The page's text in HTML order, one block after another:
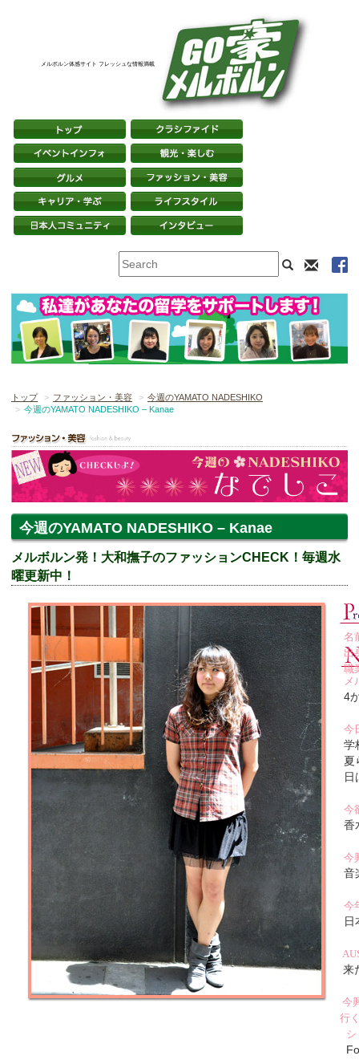
メルボルン体感サイト フレッシュな情報満載
トップ ファッション・美容
今週のYAMATO NADESHIKO
今週のYAMATO NADESHIKO – Kanae
今週のYAMATO NADESHIKO – Kanae
メルボルン発！大和撫子のファッションCHECK！毎週水
曜更新中！
名
出
職
メ
4
今
学
夏
日
今
香
今
音
今
日
来
今
行